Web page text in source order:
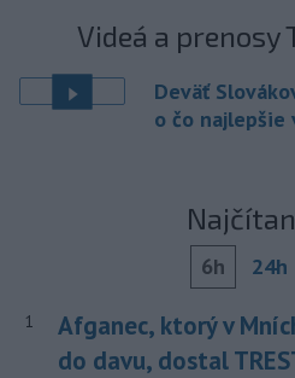
Videá a prenosy
Deväť
o čo najlepšie
6h 24h
1
Afganec, ktorý v
do davu, dostal